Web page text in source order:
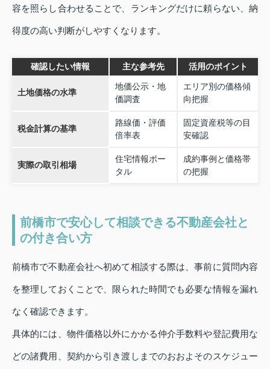
容を照らし合わせることで、ランキングだけに頼らない、納
得度の高い判断がしやすくなります。
確認したい情報 主な参考先 活用のポイント
土地価格の水準
地価公示・地
価調査
エリア別の価格傾
向把握
税金計算の基準
路線価・評価
倍率表
固定資産税等の目
安確認
実際の取引相場
住宅情報ポー
タル
成約事例と価格帯
の把握
前橋市で安心して相談できる不動産会社と
の付き合い方
前橋市で不動産会社へ初めて相談する際は、事前に質問内容
を整理しておくことで、限られた時間でも必要な情報を漏れ
なく確認できます。
具体的には、物件価格以外にかかる仲介手数料や登記費用な
どの諸費用、契約から引き渡しまでのおおよそのスケジュー